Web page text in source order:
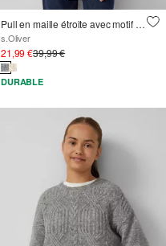
Pull en maille étroite avec motif en tricot câblé et col montant
s.Oliver
21,99 €39,99 €
DURABLE